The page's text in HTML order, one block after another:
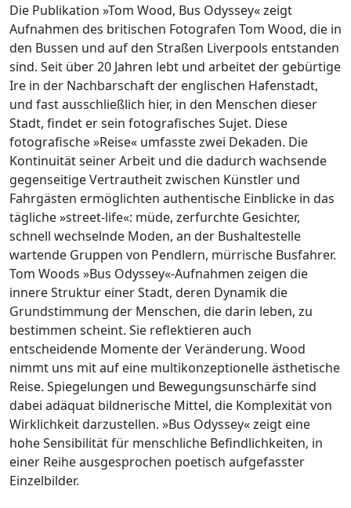
Die Publikation »Tom Wood, Bus Odyssey« zeigt
Aufnahmen des britischen Fotografen Tom Wood, die in
den Bussen und auf den Straßen Liverpools entstanden
sind. Seit über 20 Jahren lebt und arbeitet der gebürtige
Ire in der Nachbarschaft der englischen Hafenstadt,
und fast ausschließlich hier, in den Menschen dieser
Stadt, findet er sein fotografisches Sujet. Diese
fotografische »Reise« umfasste zwei Dekaden. Die
Kontinuität seiner Arbeit und die dadurch wachsende
gegenseitige Vertrautheit zwischen Künstler und
Fahrgästen ermöglichten authentische Einblicke in das
tägliche »street-life«: müde, zerfurchte Gesichter,
schnell wechselnde Moden, an der Bushaltestelle
wartende Gruppen von Pendlern, mürrische Busfahrer.
Tom Woods »Bus Odyssey«-Aufnahmen zeigen die
innere Struktur einer Stadt, deren Dynamik die
Grundstimmung der Menschen, die darin leben, zu
bestimmen scheint. Sie reflektieren auch
entscheidende Momente der Veränderung. Wood
nimmt uns mit auf eine multikonzeptionelle ästhetische
Reise. Spiegelungen und Bewegungsunschärfe sind
dabei adäquat bildnerische Mittel, die Komplexität von
Wirklichkeit darzustellen. »Bus Odyssey« zeigt eine
hohe Sensibilität für menschliche Befindlichkeiten, in
einer Reihe ausgesprochen poetisch aufgefasster
Einzelbilder.